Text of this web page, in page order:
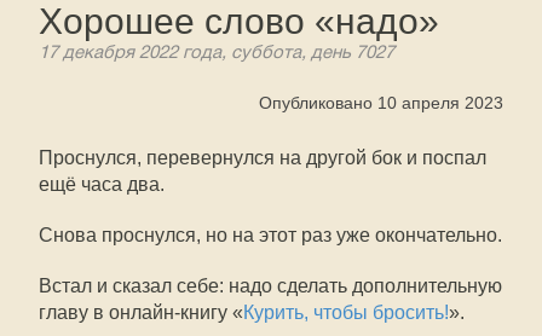
Хорошее слово «надо»
17 декабря 2022 года, суббота, день 7027
Опубликовано 10 апреля 2023
Проснулся, перевернулся на другой бок и поспал
ещё часа два.
Снова проснулся, но на этот раз уже окончательно.
Встал и сказал себе: надо сделать дополнительную
главу в онлайн-книгу «Курить, чтобы бросить!».